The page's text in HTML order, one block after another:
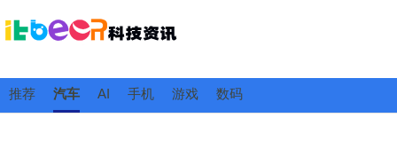
推荐 汽车 AI 手机 游戏 数码